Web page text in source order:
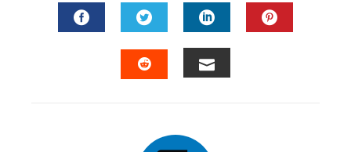
FACEBOOKTWITTERLINKEDIN